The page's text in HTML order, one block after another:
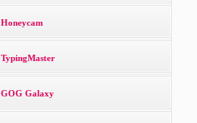
Honeycam
TypingMaster
GOG Galaxy